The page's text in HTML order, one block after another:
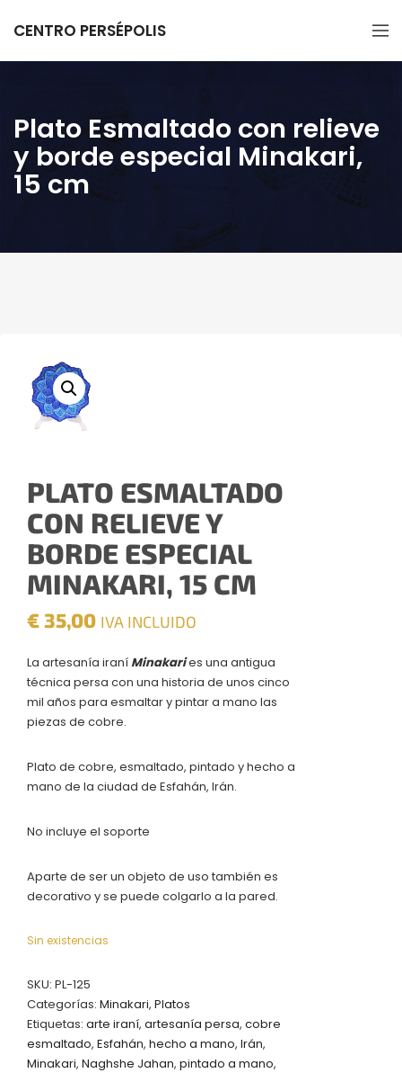
CENTRO PERSÉPOLIS
Plato Esmaltado con relieve
y borde especial Minakari,
15 cm
PLATO ESMALTADO
CON RELIEVE Y
BORDE ESPECIAL
MINAKARI, 15 CM
€35,00 IVA INCLUIDO
La artesanía iraní Minakaries una antigua
técnica persa con una historia de unos cinco
mil años para esmaltar y pintar a mano las
piezas de cobre.
Plato de cobre, esmaltado, pintado y hecho a
mano de la ciudad de Esfahán, Irán.
No incluye el soporte
Aparte de ser un objeto de uso también es
decorativo y se puede colgarlo a la pared.
Sin existencias
SKU: PL-125
Categorías: Minakari, Platos
Etiquetas: arte iraní, artesanía persa, cobre
esmaltado, Esfahán, hecho a mano, Irán,
Minakari, Naghshe Jahan, pintado a mano,